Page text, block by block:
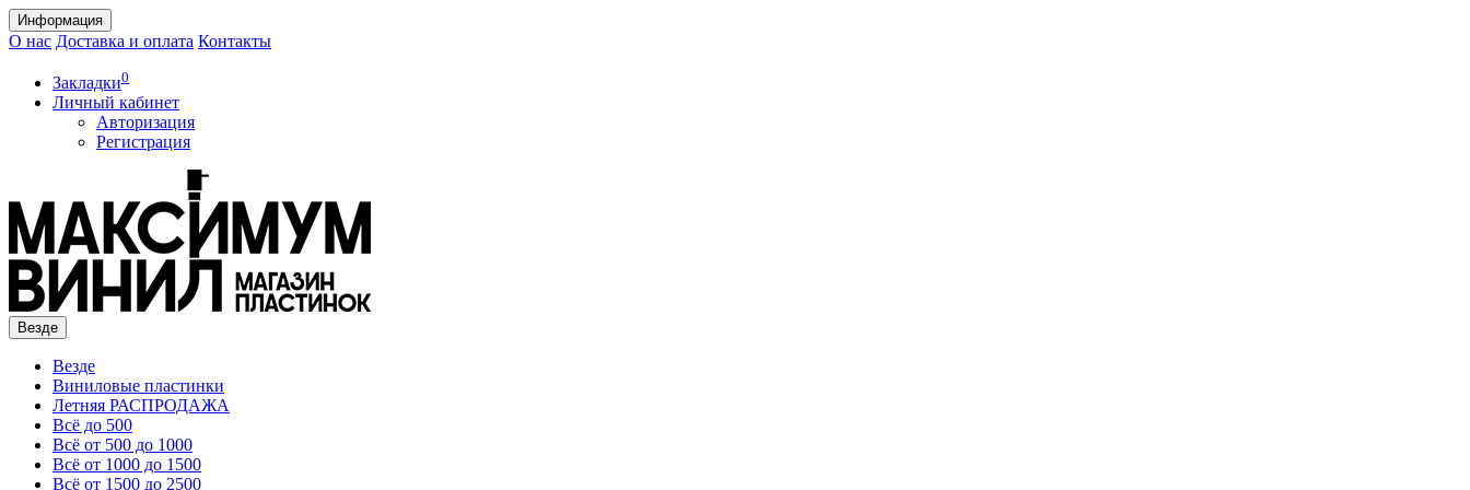
Информация
О нас Доставка и оплата Контакты
Закладки0
Личный кабинет
Авторизация
Регистрация
Везде
Везде
Виниловые пластинки
Летняя РАСПРОДАЖА
Всё до 500
Всё от 500 до 1000
Всё от 1000 до 1500
Всё от 1500 до 2500